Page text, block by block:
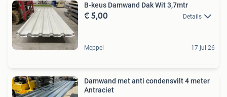
B-keus Damwand Dak Wit 3,7mtr
€ 5,00 Details
Meppel 17 jul 26
Damwand met anti condensvilt 4 meter
Antraciet